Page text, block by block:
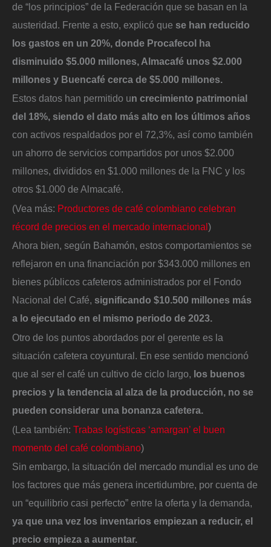
de “los principios” de la Federación que se basan en la
austeridad. Frente a esto, explicó que se han reducido
los gastos en un 20%, donde Procafecol ha
disminuido $5.000 millones, Almacafé unos $2.000
millones y Buencafé cerca de $5.000 millones.
Estos datos han permitido un crecimiento patrimonial
del 18%, siendo el dato más alto en los últimos años
con activos respaldados por el 72,3%, así como también
un ahorro de servicios compartidos por unos $2.000
millones, divididos en $1.000 millones de la FNC y los
otros $1.000 de Almacafé.
(Vea más: Productores de café colombiano celebran
récord de precios en el mercado internacional)
Ahora bien, según Bahamón, estos comportamientos se
reflejaron en una financiación por $343.000 millones en
bienes públicos cafeteros administrados por el Fondo
Nacional del Café, significando $10.500 millones más
a lo ejecutado en el mismo periodo de 2023.
Otro de los puntos abordados por el gerente es la
situación cafetera coyuntural. En ese sentido mencionó
que al ser el café un cultivo de ciclo largo, los buenos
precios y la tendencia al alza de la producción, no se
pueden considerar una bonanza cafetera.
(Lea también: Trabas logísticas ‘amargan’ el buen
momento del café colombiano)
Sin embargo, la situación del mercado mundial es uno de
los factores que más genera incertidumbre, por cuenta de
un “equilibrio casi perfecto” entre la oferta y la demanda,
ya que una vez los inventarios empiezan a reducir, el
precio empieza a aumentar.